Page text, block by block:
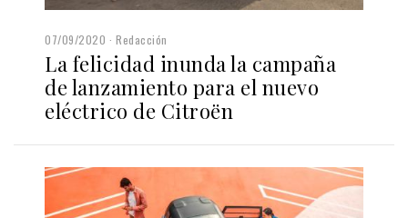
07/09/2020 Redacción
La felicidad inunda la campaña
de lanzamiento para el nuevo
eléctrico de Citroën